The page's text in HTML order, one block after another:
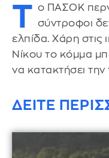
Τ ο ΠΑΣΟΚ
σύντροφοι
ελπίδα. Χάρη στις
Νίκου το κόμμα
να κατακτήσει την
ΔΕΙΤΕ